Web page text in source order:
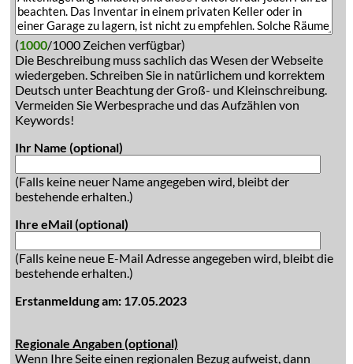
(1000/1000 Zeichen verfügbar)
Die Beschreibung muss sachlich das Wesen der Webseite
wiedergeben. Schreiben Sie in natürlichem und korrektem
Deutsch unter Beachtung der Groß- und Kleinschreibung.
Vermeiden Sie Werbesprache und das Aufzählen von
Keywords!
Ihr Name (optional)
(Falls keine neuer Name angegeben wird, bleibt der
bestehende erhalten.)
Ihre eMail (optional)
(Falls keine neue E-Mail Adresse angegeben wird, bleibt die
bestehende erhalten.)
Erstanmeldung am: 17.05.2023
Regionale Angaben (optional)
Wenn Ihre Seite einen regionalen Bezug aufweist, dann